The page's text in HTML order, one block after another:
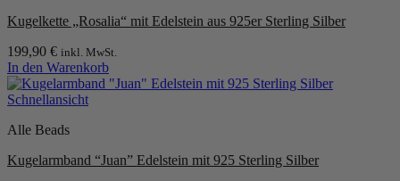
Optionen
auf
der
Produktseite
gewählt
Kugelkette „Rosalia“ mit Edelstein aus 925er Sterling Silber
199,90 € inkl. MwSt.
In den Warenkorb
Schnellansicht
Alle Beads
Kugelarmband “Juan” Edelstein mit 925 Sterling Silber